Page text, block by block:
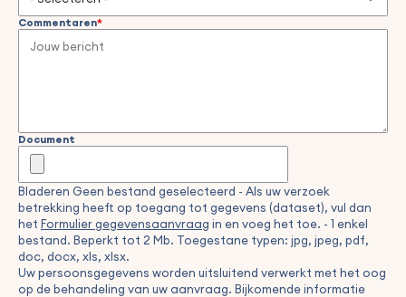
Commentaren
Document
Bladeren Geen bestand geselecteerd - Als uw verzoek
betrekking heeft op toegang tot gegevens (dataset), vul dan
het Formulier gegevensaanvraag in en voeg het toe. - 1 enkel
bestand. Beperkt tot 2 Mb. Toegestane typen: jpg, jpeg, pdf,
doc, docx, xls, xlsx.
Uw persoonsgegevens worden uitsluitend verwerkt met het oog
op de behandeling van uw aanvraag. Bijkomende informatie